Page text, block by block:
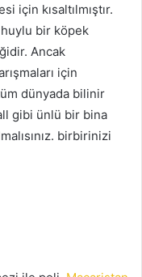
için kısaltılmıştır.
bir köpek
Ancak
için
dünyada bilinir
gibi ünlü bir bina
birbirinizi